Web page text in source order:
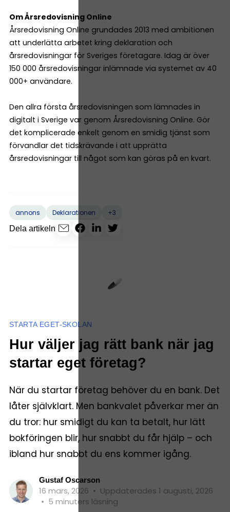
Om Årsredovisning Online
Årsredovisning Online grundades 2013 med ambitionen
att underlätta arbetet kring deklaration och
årsredovisningar för Sveriges företagare. Idag är över
150 000 årsredovisningar inlämnade via systemet av 40
000+ användare.
Den allra första årsredovisningen som lämnades in
digitalt i Sverige var genom Årsredovisning Online. Gör
det komplicerade enkelt genom en smidig tjänst som
förvandlar det tidskrävande i att upprätta
årsredovisningar till något som kan göras på en kvart.
annons Deklarationen
+3
Dela artikeln
STARTA EGET-SKOLAN
Hur väljer jag rätt bank när jag
startar eget företag?
När du startar företag behöver du en bank. Det
låter självklart. Men bankvalet påverkar mer än
du tror: hur smidigt du kan ta betalt, hur lätt
bokföringen blir, hur snabbt du får hjälp – och
ibland hur snabbt du ens kommer igång.
Gustaf Oscarson
16 mars, 2026 • Uppdaterades 1 augusti, 2026
• 5 minuters läsning